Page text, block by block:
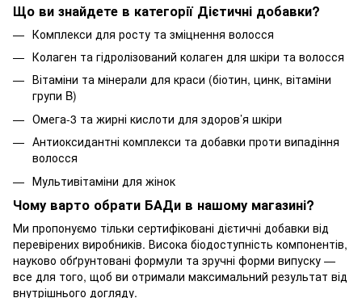
Що ви знайдете в категорії Дієтичні добавки?
Комплекси для росту та зміцнення волосся
Колаген та гідролізований колаген для шкіри та волосся
Вітаміни та мінерали для краси (біотин, цинк, вітаміни
групи B)
Омега-3 та жирні кислоти для здоров’я шкіри
Антиоксидантні комплекси та добавки проти випадіння
волосся
Мультивітаміни для жінок
Чому варто обрати БАДи в нашому магазині?
Ми пропонуємо тільки сертифіковані дієтичні добавки від
перевірених виробників. Висока біодоступність компонентів,
науково обґрунтовані формули та зручні форми випуску —
все для того, щоб ви отримали максимальний результат від
внутрішнього догляду.